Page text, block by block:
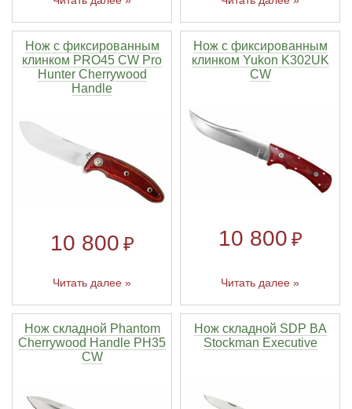
Нож с фиксированным
клинком PRO45 CW Pro
Hunter Cherrywood
Handle
10 800 ₽
Читать далее »
Нож с фиксированным
клинком Yukon K302UK
CW
10 800 ₽
Читать далее »
Нож складной Phantom
Cherrywood Handle PH35
CW
Нож складной SDP BA
Stockman Executive